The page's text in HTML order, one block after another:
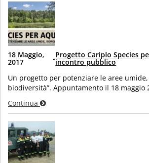
18 Maggio,
2017 -Progetto Cariplo Species
incontro pubblico
Un progetto per potenziare le aree
biodiversità”. Appuntamento il 18 maggio
Continua